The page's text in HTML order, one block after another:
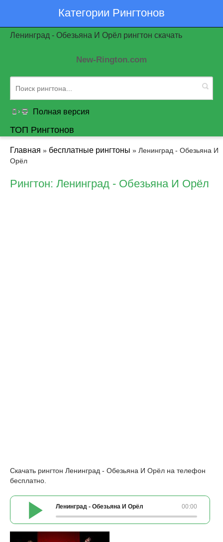
Категории Рингтонов
Ленинград - Обезьяна И Орёл рингтон скачать
New-Rington.com
Полная версия
ТОП Рингтонов
Главная » бесплатные рингтоны » Ленинград - Обезьяна И
Орёл
Рингтон: Ленинград - Обезьяна И Орёл
Скачать рингтон Ленинград - Обезьяна И Орёл на телефон
бесплатно.
00:00
Ленинград - Обезьяна И Орёл